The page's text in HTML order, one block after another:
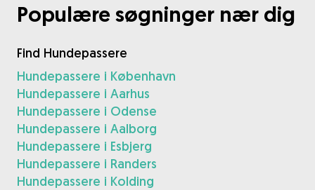
Populære søgninger nær dig
Find Hundepassere
Hundepassere i København
Hundepassere i Aarhus
Hundepassere i Odense
Hundepassere i Aalborg
Hundepassere i Esbjerg
Hundepassere i Randers
Hundepassere i Kolding